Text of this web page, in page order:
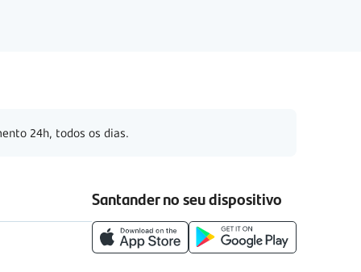
24h, todos os dias.
Santander no seu dispositivo